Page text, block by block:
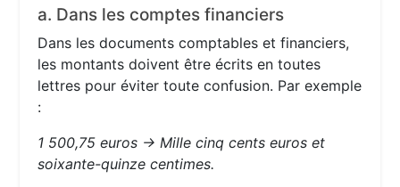
a. Dans les comptes financiers
Dans les documents comptables et financiers,
les montants doivent être écrits en toutes
lettres pour éviter toute confusion. Par exemple
:
1 500,75 euros → Mille cinq cents euros et
soixante-quinze centimes.